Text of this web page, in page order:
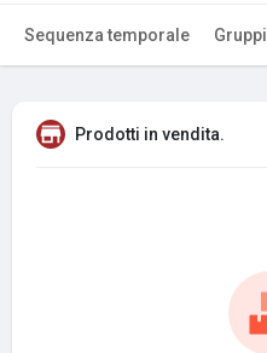
Sequenza temporale Gruppi
Prodotti in vendita.